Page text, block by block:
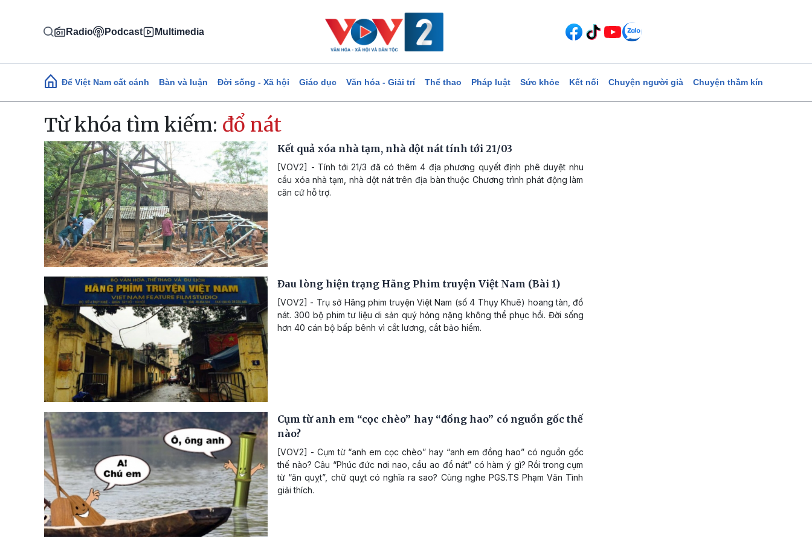
Radio Podcast Multimedia
Main navigation
Để Việt Nam cất cánh Bàn và luận Đời sống - Xã hội Giáo dục Văn hóa - Giải trí Thể thao Pháp luật Sức khỏe Kết nối Chuyện người già Chuyện thầm kín
Từ khóa tìm kiếm: đổ nát
Kết quả xóa nhà tạm, nhà dột nát tính tới 21/03
[VOV2] - Tính tới 21/3 đã có thêm 4 địa phương quyết định phê duyệt nhu
cầu xóa nhà tạm, nhà dột nát trên địa bàn thuộc Chương trình phát động làm
căn cứ hỗ trợ.
Đau lòng hiện trạng Hãng Phim truyện Việt Nam (Bài 1)
[VOV2] - Trụ sở Hãng phim truyện Việt Nam (số 4 Thụy Khuê) hoang tàn, đổ
nát. 300 bộ phim tư liệu di sản quý hỏng nặng không thể phục hồi. Đời sống
hơn 40 cán bộ bấp bênh vì cắt lương, cắt bảo hiểm.
Cụm từ anh em “cọc chèo” hay “đồng hao” có nguồn gốc thế
nào?
[VOV2] - Cụm từ “anh em cọc chèo” hay “anh em đồng hao” có nguồn gốc
thế nào? Câu “Phúc đức nơi nao, cầu ao đổ nát” có hàm ý gì? Rồi trong cụm
từ “ăn quỵt”, chữ quỵt có nghĩa ra sao? Cùng nghe PGS.TS Phạm Văn Tình
giải thích.